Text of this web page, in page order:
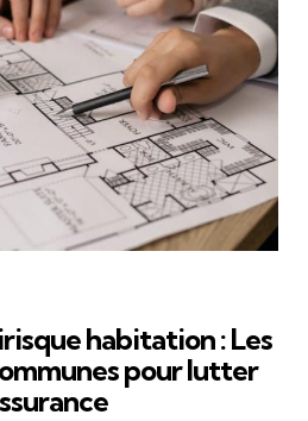
habitation : Les
pour lutter